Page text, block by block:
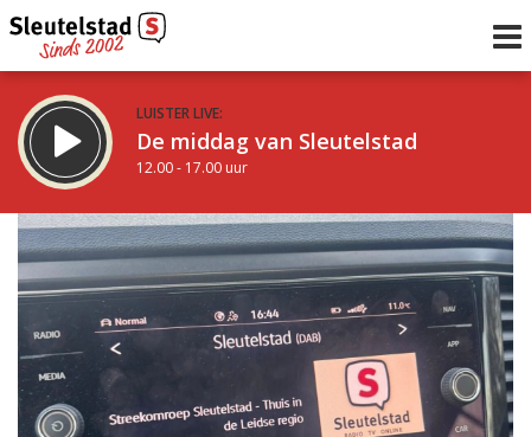
LUISTER LIVE:
De middag van Sleutelstad
12.00 - 17.00 uur
STRAKS:
Sleutelstad 30
17.00 - 19.00 uur
Vorig uur
uur 1 van 0 Volgend uur